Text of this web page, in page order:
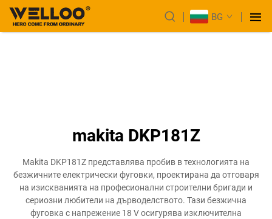
BG
makita DKP181Z
Makita DKP181Z представлява пробив в технологията на
безжичните електрически фуговки, проектирана да отговаря
на изискванията на професионални строителни бригади и
сериозни любители на дърводелството. Тази безжична
фуговка с напрежение 18 V осигурява изключителна